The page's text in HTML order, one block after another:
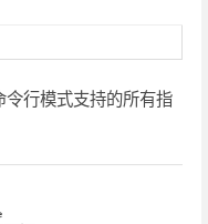
令行模式支持的所有指